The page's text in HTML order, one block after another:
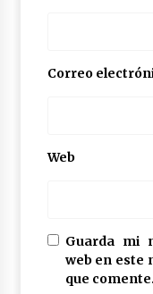
Correo
Web
Guarda mi
web en este
que comente.